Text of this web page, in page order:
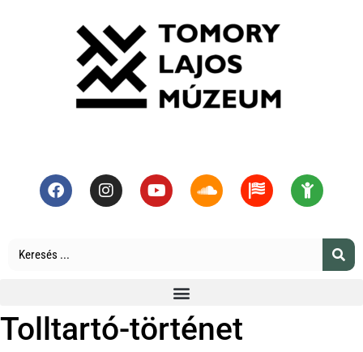
Tolltartó-történet